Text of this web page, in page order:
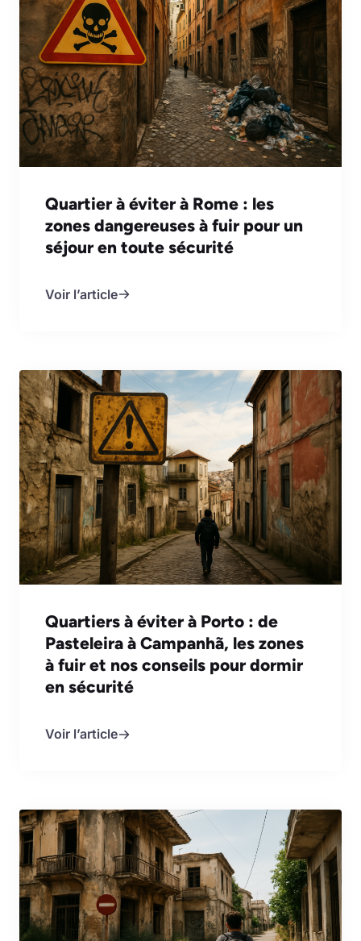
Quartier à éviter à Rome : les
zones dangereuses à fuir pour un
séjour en toute sécurité
Voir l’article
Quartiers à éviter à Porto : de
Pasteleira à Campanhã, les zones
à fuir et nos conseils pour dormir
en sécurité
Voir l’article